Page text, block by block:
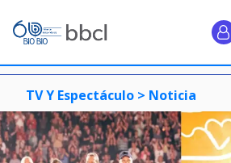
TV Y Espectáculo > Noticia